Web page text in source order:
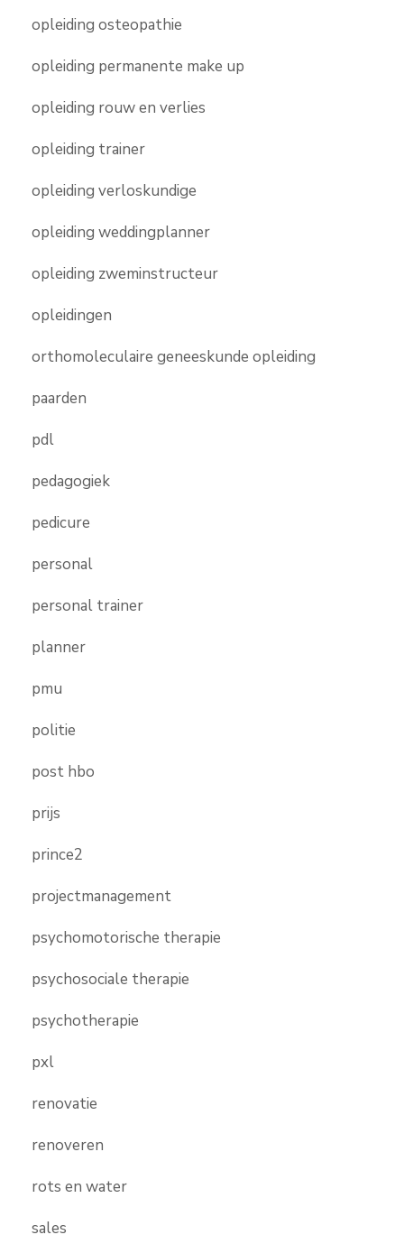
opleiding osteopathie
opleiding permanente make up
opleiding rouw en verlies
opleiding trainer
opleiding verloskundige
opleiding weddingplanner
opleiding zweminstructeur
opleidingen
orthomoleculaire geneeskunde opleiding
paarden
pdl
pedagogiek
pedicure
personal
personal trainer
planner
pmu
politie
post hbo
prijs
prince2
projectmanagement
psychomotorische therapie
psychosociale therapie
psychotherapie
pxl
renovatie
renoveren
rots en water
sales